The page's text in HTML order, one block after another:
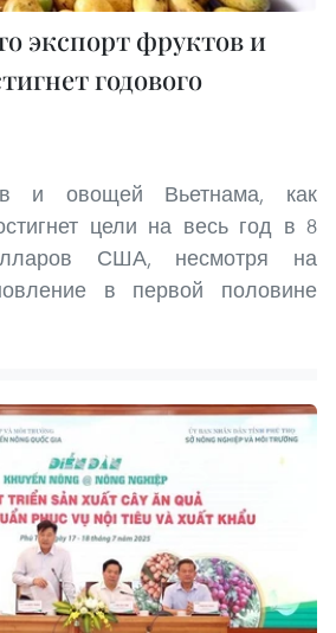
экспорт фруктов и
годового
и овощей Вьетнама, как
цели на весь год в 8
США, несмотря на
в первой половине